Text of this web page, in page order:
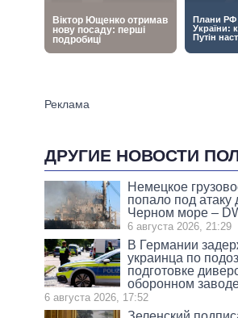
ДРУГИЕ НОВОСТИ
Немецкое
попало под атаку
Черном море –
6 августа 2026, 21:29
В Германии
украинца по
подготовке
оборонном
6 августа 2026, 17:52